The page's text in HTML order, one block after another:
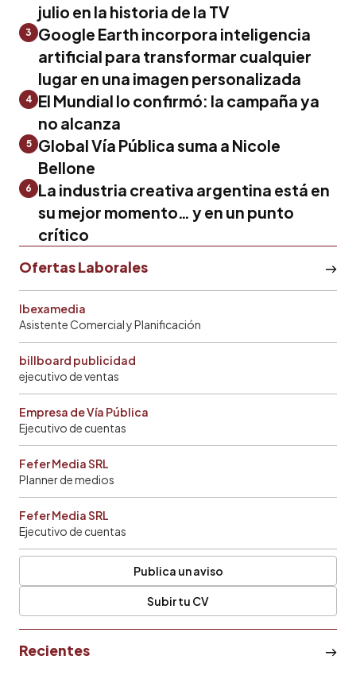
julio en la historia de la TV
3
Google Earth incorpora inteligencia
artificial para transformar cualquier
lugar en una imagen personalizada
4 El Mundial lo confirmó: la campaña ya
no alcanza
5
Global Vía Pública suma a Nicole
Bellone
6
La industria creativa argentina está en
su mejor momento… y en un punto
crítico
Ofertas Laborales
Ibexamedia
Asistente Comercial y Planificación
billboard publicidad
ejecutivo de ventas
Empresa de Vía Pública
Ejecutivo de cuentas
Fefer Media SRL
Planner de medios
Fefer Media SRL
Ejecutivo de cuentas
Publica un aviso
Subir tu CV
Recientes